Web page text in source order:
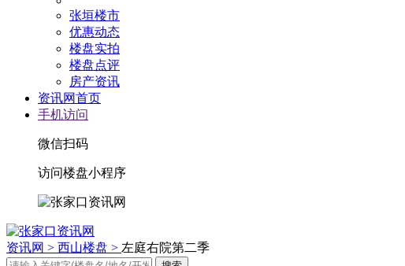
张垣楼市
优惠动态
楼盘实拍
楼盘点评
房产资讯
资讯网首页
手机访问
微信扫码
访问楼盘小程序
资讯网 > 西山楼盘 > 左庭右院第二季